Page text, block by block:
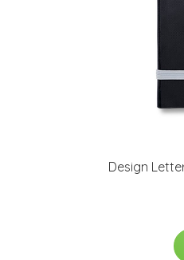
Design